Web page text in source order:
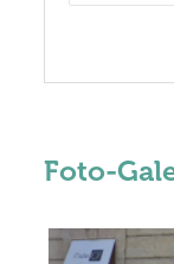
Foto-